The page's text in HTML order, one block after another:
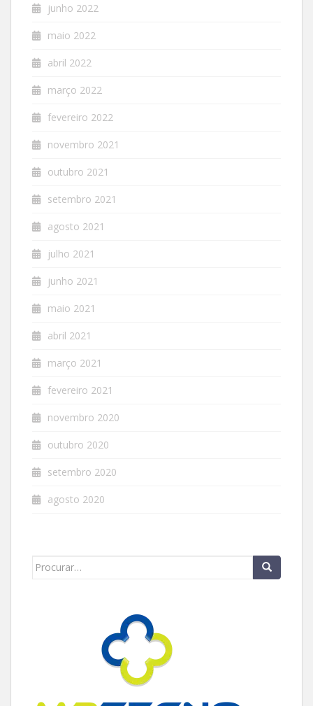
junho 2022
maio 2022
abril 2022
março 2022
fevereiro 2022
novembro 2021
outubro 2021
setembro 2021
agosto 2021
julho 2021
junho 2021
maio 2021
abril 2021
março 2021
fevereiro 2021
novembro 2020
outubro 2020
setembro 2020
agosto 2020